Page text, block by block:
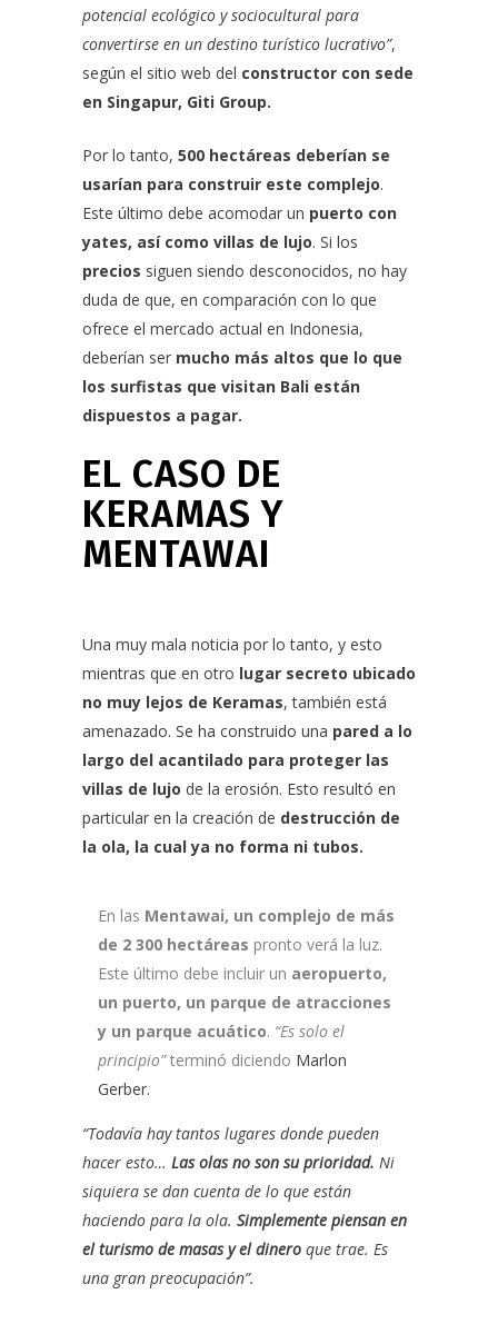
potencial ecológico y sociocultural para
convertirse en un destino turístico lucrativo”,
según el sitio web del constructor con sede
en Singapur, Giti Group.
Por lo tanto, 500 hectáreas deberían se
usarían para construir este complejo.
Este último debe acomodar un puerto con
yates, así como villas de lujo. Si los
precios siguen siendo desconocidos, no hay
duda de que, en comparación con lo que
ofrece el mercado actual en Indonesia,
deberían ser mucho más altos que lo que
los surfistas que visitan Bali están
dispuestos a pagar.
EL CASO DE
KERAMAS Y
MENTAWAI
Una muy mala noticia por lo tanto, y esto
mientras que en otro lugar secreto ubicado
no muy lejos de Keramas, también está
amenazado. Se ha construido una pared a lo
largo del acantilado para proteger las
villas de lujo de la erosión. Esto resultó en
particular en la creación de destrucción de
la ola, la cual ya no forma ni tubos.
En las Mentawai, un complejo de más
de 2 300 hectáreas pronto verá la luz.
Este último debe incluir un aeropuerto,
un puerto, un parque de atracciones
y un parque acuático. “Es solo el
principio”terminó diciendo Marlon
Gerber.
“Todavía hay tantos lugares donde pueden
hacer esto… Las olas no son su prioridad. Ni
siquiera se dan cuenta de lo que están
haciendo para la ola. Simplemente piensan en
el turismo de masas y el dinero que trae. Es
una gran preocupación”.